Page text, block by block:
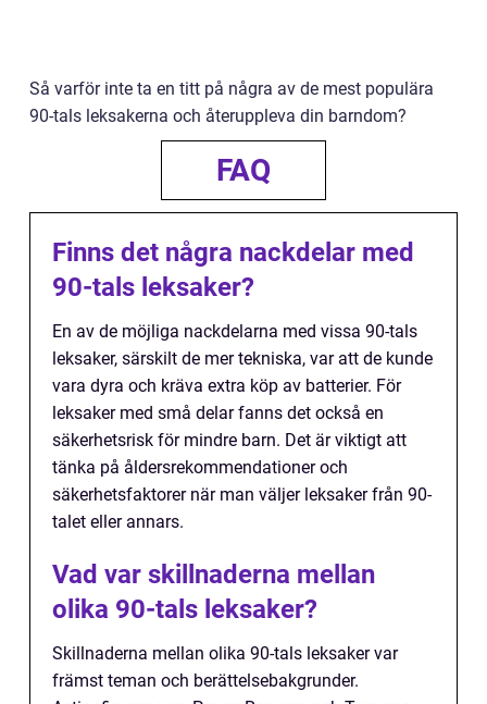
Så varför inte ta en titt på några av de mest populära
90-tals leksakerna och återuppleva din barndom?
FAQ
Finns det några nackdelar med
90-tals leksaker?
En av de möjliga nackdelarna med vissa 90-tals
leksaker, särskilt de mer tekniska, var att de kunde
vara dyra och kräva extra köp av batterier. För
leksaker med små delar fanns det också en
säkerhetsrisk för mindre barn. Det är viktigt att
tänka på åldersrekommendationer och
säkerhetsfaktorer när man väljer leksaker från 90-
talet eller annars.
Vad var skillnaderna mellan
olika 90-tals leksaker?
Skillnaderna mellan olika 90-tals leksaker var
främst teman och berättelsebakgrunder.